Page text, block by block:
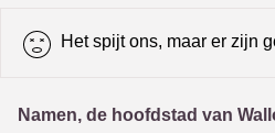
Het spijt ons, maar er zijn
Namen, de hoofdstad van